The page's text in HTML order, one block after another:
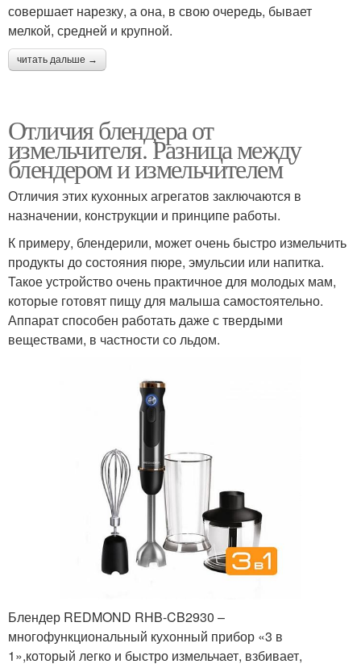
совершает нарезку, а она, в свою очередь, бывает
мелкой, средней и крупной.
читать дальше →
Отличия блендера от
измельчителя. Разница между
блендером и измельчителем
Отличия этих кухонных агрегатов заключаются в
назначении, конструкции и принципе работы.
К примеру, блендерили, может очень быстро измельчить
продукты до состояния пюре, эмульсии или напитка.
Такое устройство очень практичное для молодых мам,
которые готовят пищу для малыша самостоятельно.
Аппарат способен работать даже с твердыми
веществами, в частности со льдом.
Блендер REDMOND RHB-CB2930 –
многофункциональный кухонный прибор «3 в
1»,который легко и быстро измельчает, взбивает,